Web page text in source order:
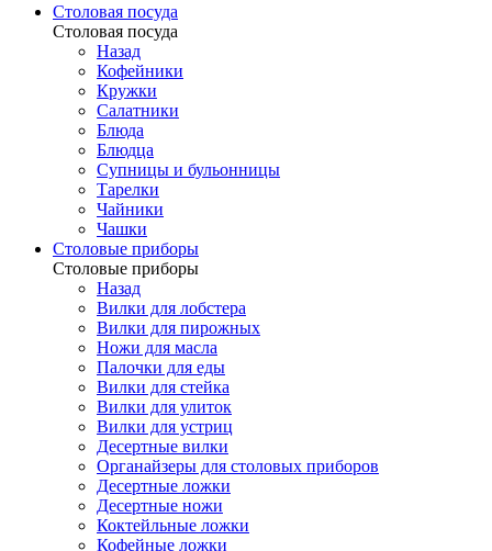
Столовая посуда
Столовая посуда
Назад
Кофейники
Кружки
Салатники
Блюда
Блюдца
Супницы и бульонницы
Тарелки
Чайники
Чашки
Cтоловые приборы
Cтоловые приборы
Назад
Вилки для лобстера
Вилки для пирожных
Ножи для масла
Палочки для еды
Вилки для стейка
Вилки для улиток
Вилки для устриц
Десертные вилки
Органайзеры для столовых приборов
Десертные ложки
Десертные ножи
Коктейльные ложки
Кофейные ложки